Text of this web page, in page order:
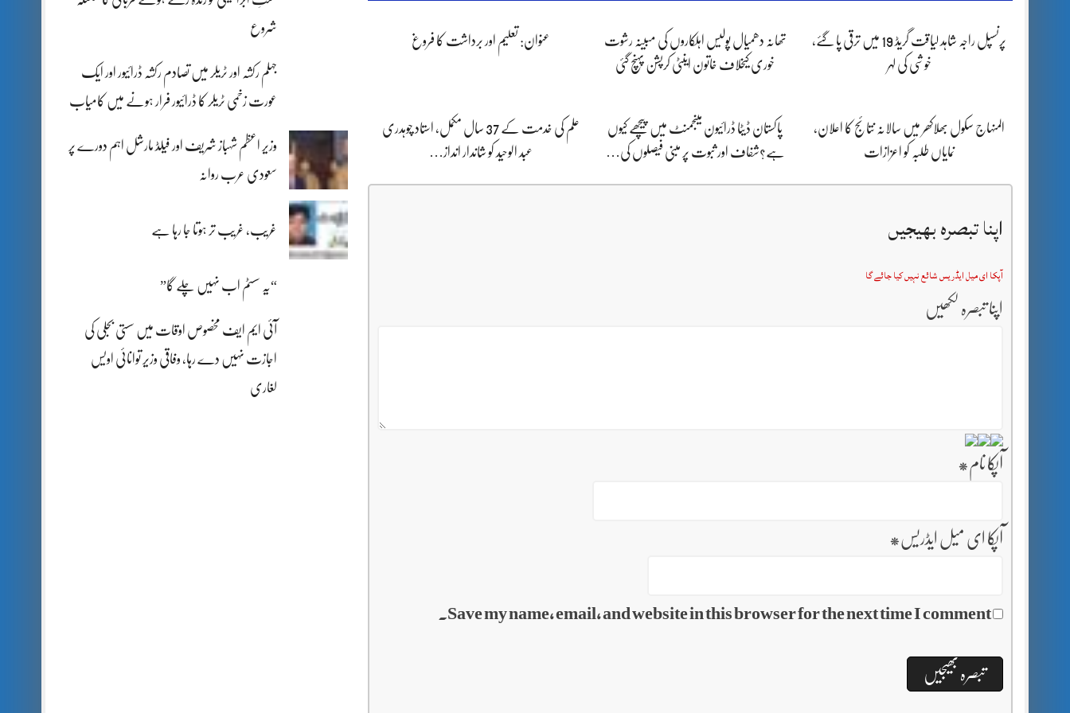
شروع
جہلم رکشہ اور ٹریلر میں تصادم رکشہ ڈرائیور اور ایک
عورت زخمی ٹریلر کا ڈرائیور فرار ہونے میں کامیاب
وزیر اعظم شہباز شریف اور فیلڈ مارشل اہم دورے پر
سعودی عرب روانہ
غریب، غریب تر ہوتا جا رہا ہے
“یہ سسٹم اب نہیں چلے گا”
آئی ایم ایف مخصوص اوقات میں سستی بجلی کی
اجازت نہیں دے رہا، وفاقی وزیر توانائی اویس
لغاری
پرنسپل راجہ شاہد لیاقت گریڈ 19 میں ترقی پا گئے،
خوشی کی لہر
تھانہ دھمیال پولیس اہلکاروں کی مبینہ رشوت
خوری کیخلاف خاتون اینٹی کرپشن پہنچ گئی
عنوان: تعلیم اور برداشت کا فروغ
المنہاج سکول بھلاکھر میں سالانہ نتائج کا اعلان،
نمایاں طلبہ کو اعزازات
پاکستان ڈیٹا ڈرائیون مینجمنٹ میں پیچھے کیوں
ہے؟شفاف اور ثبوت پر مبنی فیصلوں کی…
علم کی خدمت کے 37 سال مکمل، استاد چوہدری
عبد الوحید کو شاندار انداز…
اپنا تبصرہ بھیجیں
آپکا ای میل ایڈریس شائع نہیں کیا جائے گا
اپنا تبصرہ لکھیں
آپکا نام *
آپکا ای میل ایڈریس *
Save my name, email, and website in this browser for the next time I comment.